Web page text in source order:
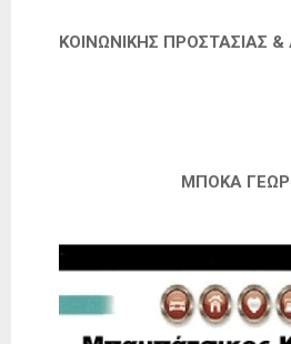
ΚΟΙΝΩΝΙΚΗΣ ΠΡΟΣΤΑΣΙΑΣ
ΜΠΟΚΑ